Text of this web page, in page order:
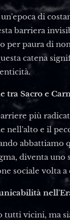
di
barriera
per paura di
catena
tra Sacro e
più
nell'alto e il
abbattiamo
diventa uno
sociale volta
tutti vicini, ma